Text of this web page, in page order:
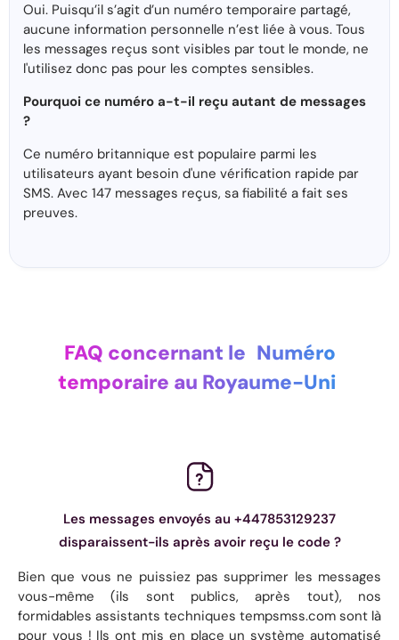
Oui. Puisqu’il s’agit d’un numéro temporaire partagé,
aucune information personnelle n’est liée à vous. Tous
les messages reçus sont visibles par tout le monde, ne
l'utilisez donc pas pour les comptes sensibles.
Pourquoi ce numéro a-t-il reçu autant de messages
?
Ce numéro britannique est populaire parmi les
utilisateurs ayant besoin d'une vérification rapide par
SMS. Avec 147 messages reçus, sa fiabilité a fait ses
preuves.
FAQ concernant le Numéro
temporaire au Royaume-Uni
Les messages envoyés au +447853129237
disparaissent-ils après avoir reçu le code ?
Bien que vous ne puissiez pas supprimer les messages
vous-même (ils sont publics, après tout), nos
formidables assistants techniques tempsmss.com sont là
pour vous ! Ils ont mis en place un système automatisé